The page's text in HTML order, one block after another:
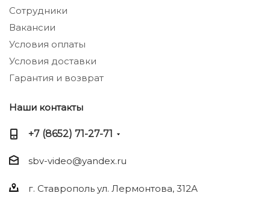
Сотрудники
Вакансии
Условия оплаты
Условия доставки
Гарантия и возврат
Наши контакты
+7 (8652) 71-27-71
sbv-video@yandex.ru
г. Ставрополь ул. Лермонтова, 312А